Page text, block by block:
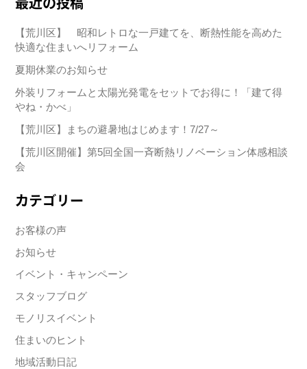
最近の投稿
【荒川区】 昭和レトロな一戸建てを、断熱性能を高めた
快適な住まいへリフォーム
夏期休業のお知らせ
外装リフォームと太陽光発電をセットでお得に！「建て得
やね・かべ」
【荒川区】まちの避暑地はじめます！7/27～
【荒川区開催】第5回全国一斉断熱リノベーション体感相談
会
カテゴリー
お客様の声
お知らせ
イベント・キャンペーン
スタッフブログ
モノリスイベント
住まいのヒント
地域活動日記